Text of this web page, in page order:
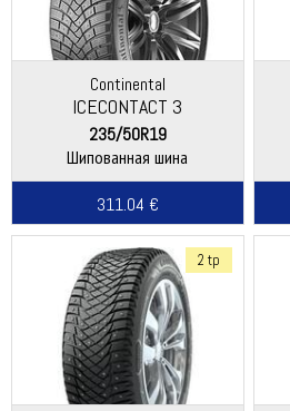
Continental
ICECONTACT 3
235/50R19
Шипованная шина
311.04 €
2 tp